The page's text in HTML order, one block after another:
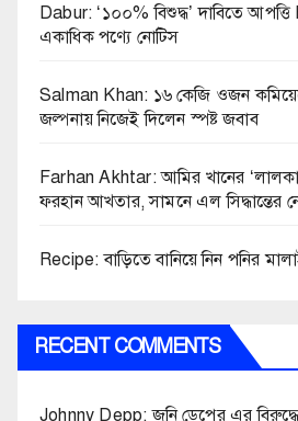
Dabur: ‘১০০% বিশুদ্ধ’ দাবিতে
একাধিক পণ্যে নোটিস
Salman Khan: ১৬ কেজি ওজন
জল্পনায় নিজেই দিলেন স্পষ্ট জবাব
Farhan Akhtar: আমির খানের
ফরহান আখতার, সামনে এল সিদ্ধান্তের
Recipe: বাড়িতে বানিয়ে নিন পনির
RECENT COMMENTS
Johnny Depp: জনি ডেপের এর বিরুদ্ধে